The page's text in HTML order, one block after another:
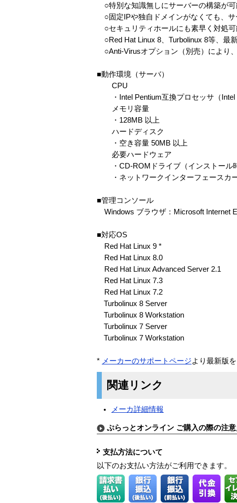
○特別な知識無しにサーバーの構築が
○固定IPや独自ドメインがなくても、サ
○セキュリティホールにも素早く対処
○Red Hat Linux 8、Turbolinux 8等、最
○Anti-Virusオプション（別売）により
■動作環境（サーバ）
CPU
・Intel Pentium互換プロセッサ（Intel
メモリ容量
・128MB 以上
ハードディスク
・空き容量 50MB 以上
必要ハードウェア
・CD-ROMドライブ（インストール
・ネットワークインターフェースカ
■管理コンソール
Windows ブラウザ：Microsoft Internet
■対応OS
Red Hat Linux 9 *
Red Hat Linux 8.0
Red Hat Linux Advanced Server 2.1
Red Hat Linux 7.3
Red Hat Linux 7.2
Turbolinux 8 Server
Turbolinux 8 Workstation
Turbolinux 7 Server
Turbolinux 7 Workstation
* メーカーのサポートページより最新版
関連リンク
メーカ詳細情報
ぷらっとオンライン ご購入の際の注
支払方法について
以下のお支払い方法がご利用できます。